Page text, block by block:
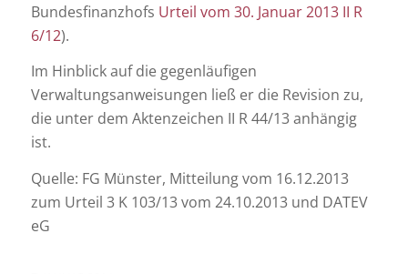
Bundesfinanzhofs Urteil vom 30. Januar 2013 II R
6/12).
Im Hinblick auf die gegenläufigen
Verwaltungsanweisungen ließ er die Revision zu,
die unter dem Aktenzeichen II R 44/13 anhängig
ist.
Quelle: FG Münster, Mitteilung vom 16.12.2013
zum Urteil 3 K 103/13 vom 24.10.2013 und DATEV
eG